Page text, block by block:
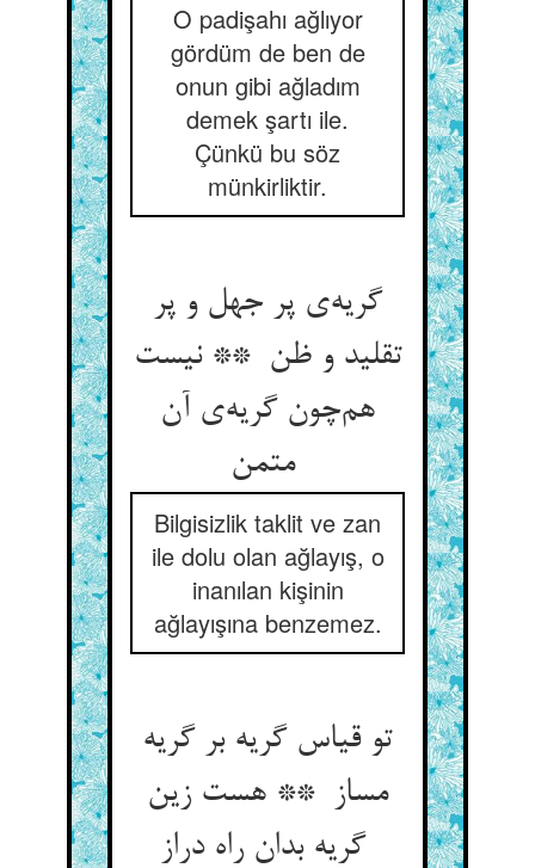
O padişahı ağlıyor
gördüm de ben de
onun gibi ağladım
demek şartı ile.
Çünkü bu söz
münkirliktir.
گریه‌ی پر جهل و پر
تقلید و ظن ** نیست
هم‌چون گریه‌ی آن
متمن
Bilgisizlik taklit ve zan
ile dolu olan ağlayış, o
inanılan kişinin
ağlayışına benzemez.
تو قیاس گریه بر گریه
مساز ** هست زین
گریه بدان راه دراز